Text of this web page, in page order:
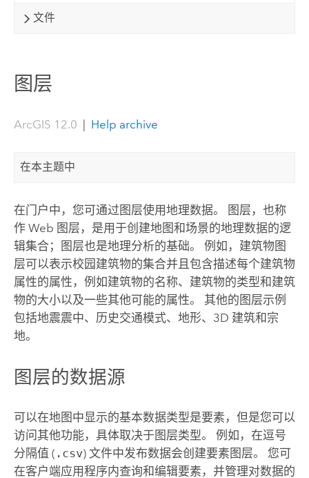
文件
图层
ArcGIS 12.0 Help archive
在本主题中
在门户中，您可通过图层使用地理数据。 图层，也称
作 Web 图层，是用于创建地图和场景的地理数据的逻
辑集合；图层也是地理分析的基础。 例如，建筑物图
层可以表示校园建筑物的集合并且包含描述每个建筑物
属性的属性，例如建筑物的名称、建筑物的类型和建筑
物的大小以及一些其他可能的属性。 其他的图层示例
包括地震震中、历史交通模式、地形、3D 建筑和宗
地。
图层的数据源
可以在地图中显示的基本数据类型是要素，但是您可以
访问其他功能，具体取决于图层类型。 例如，在逗号
分隔值 ( .csv) 文件中发布数据会创建要素图层。 您可
在客户端应用程序内查询和编辑要素，并管理对数据的